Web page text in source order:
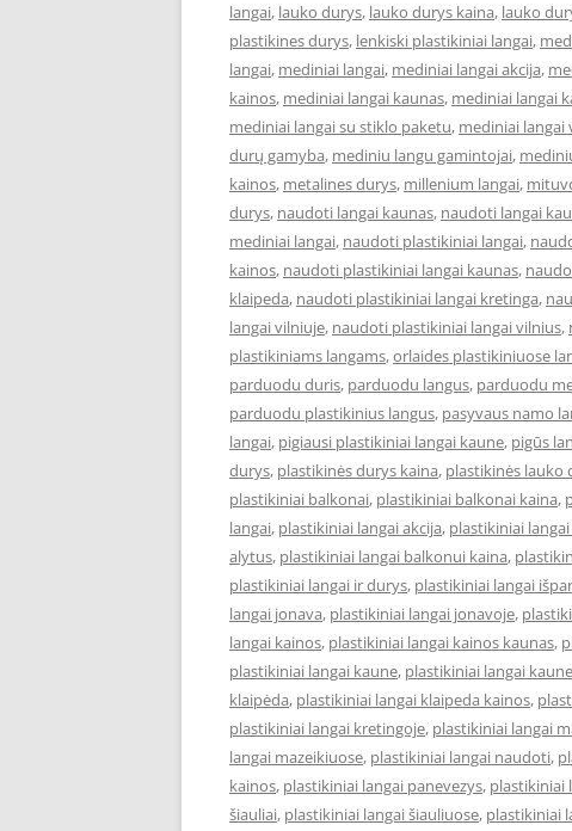
langai, lauko durys, lauko durys kaina, lauko
plastikines durys, lenkiski plastikiniai langai,
langai, mediniai langai, mediniai langai akcija,
kainos, mediniai langai kaunas, mediniai langai
mediniai langai su stiklo paketu, mediniai langai
durų gamyba, mediniu langu gamintojai,
kainos, metalines durys, millenium langai,
durys, naudoti langai kaunas, naudoti langai
mediniai langai, naudoti plastikiniai langai,
kainos, naudoti plastikiniai langai kaunas,
klaipeda, naudoti plastikiniai langai kretinga,
langai vilniuje, naudoti plastikiniai langai vilnius,
plastikiniams langams,orlaides plastikiniuose
parduodu duris, parduodu langus, parduodu
parduodu plastikinius langus, pasyvaus namo
langai, pigiausi plastikiniai langai kaune, pigūs
durys, plastikinės durys kaina, plastikinės lauko
plastikiniai balkonai, plastikiniai balkonai kaina,
langai, plastikiniai langai akcija, plastikiniai
alytus, plastikiniai langai balkonui kaina,
plastikiniai langai ir durys, plastikiniai langai
langai jonava, plastikiniai langai jonavoje,
langai kainos, plastikiniai langai kainos kaunas,
plastikiniai langai kaune, plastikiniai langai
klaipėda, plastikiniai langai klaipeda kainos,
plastikiniai langai kretingoje, plastikiniai langai
langai mazeikiuose, plastikiniai langai naudoti,
kainos, plastikiniai langai panevezys, plastikiniai
šiauliai, plastikiniai langai šiauliuose, plastikiniai